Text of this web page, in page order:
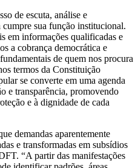
de escuta, análise e
sua função institucional.
em informações qualificadas e
a cobrança democrática e
de quem nos procura
termos da Constituição
se converte em uma agenda
e transparência, promovendo
e à dignidade de cada
demandas aparentemente
e transformadas em subsídios
“A partir das manifestações